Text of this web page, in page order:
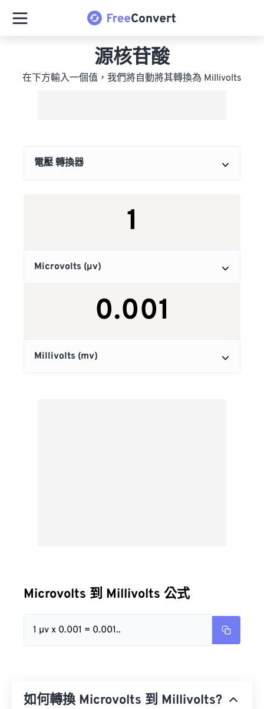
源核苷酸
在下方輸入一個值，我們將自動將其轉換為 Millivolts
Microvolts 到 Millivolts 公式
1 µv x 0.001 = 0.001..
如何轉換 Microvolts 到 Millivolts?